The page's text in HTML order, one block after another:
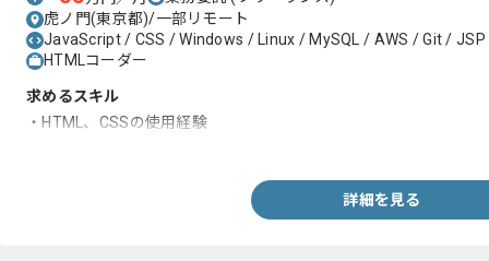
虎ノ門(東京都)/一部リモート
JavaScript / CSS / Windows / Linux / MySQL / AWS / Git / JSP
HTMLコーダー
求めるスキル
・HTML、CSSの使用経験
詳細を見る